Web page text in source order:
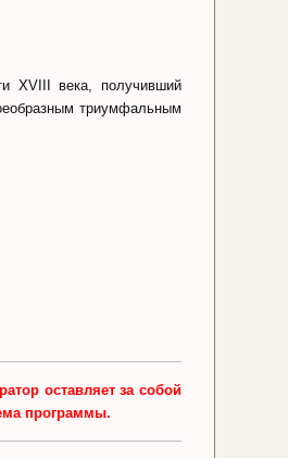
XVIII века, получивший
триумфальным
оставляет за собой
программы.